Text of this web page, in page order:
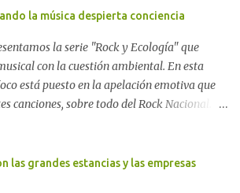
al respecto. En este artículo, la
de Chubut (MACH) liderada por Javier
una lección de rebelión democrática
de la tecnocracia nuclear
3 "La crisis nuclear en el mundo. A 10 años
la música despierta conciencia
la serie "Rock y Ecología" que
con la cuestión ambiental. En esta
está puesto en la apelación emotiva que
canciones, sobre todo del Rock Nacional.
Tierra se escucha en las canciones del
las grandes estancias y las empresas